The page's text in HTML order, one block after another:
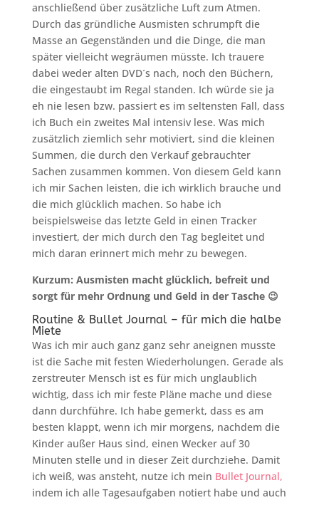
anschließend über zusätzliche Luft zum Atmen.
Durch das gründliche Ausmisten schrumpft die
Masse an Gegenständen und die Dinge, die man
später vielleicht wegräumen müsste. Ich trauere
dabei weder alten DVD´s nach, noch den Büchern,
die eingestaubt im Regal standen. Ich würde sie ja
eh nie lesen bzw. passiert es im seltensten Fall, dass
ich Buch ein zweites Mal intensiv lese. Was mich
zusätzlich ziemlich sehr motiviert, sind die kleinen
Summen, die durch den Verkauf gebrauchter
Sachen zusammen kommen. Von diesem Geld kann
ich mir Sachen leisten, die ich wirklich brauche und
die mich glücklich machen. So habe ich
beispielsweise das letzte Geld in einen Tracker
investiert, der mich durch den Tag begleitet und
mich daran erinnert mich mehr zu bewegen.
Kurzum: Ausmisten macht glücklich, befreit und
sorgt für mehr Ordnung und Geld in der Tasche 😉
Routine & Bullet Journal – für mich die halbe
Miete
Was ich mir auch ganz ganz sehr aneignen musste
ist die Sache mit festen Wiederholungen. Gerade als
zerstreuter Mensch ist es für mich unglaublich
wichtig, dass ich mir feste Pläne mache und diese
dann durchführe. Ich habe gemerkt, dass es am
besten klappt, wenn ich mir morgens, nachdem die
Kinder außer Haus sind, einen Wecker auf 30
Minuten stelle und in dieser Zeit durchziehe. Damit
ich weiß, was ansteht, nutze ich mein Bullet Journal,
indem ich alle Tagesaufgaben notiert habe und auch